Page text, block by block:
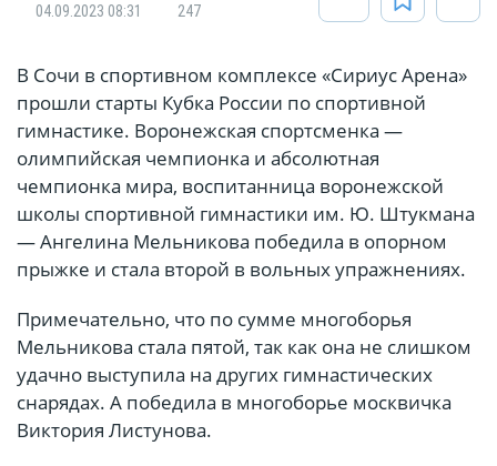
04.09.2023 08:31
247
В Сочи в спортивном комплексе «Сириус Арена»
прошли старты Кубка России по спортивной
гимнастике. Воронежская спортсменка —
олимпийская чемпионка и абсолютная
чемпионка мира, воспитанница воронежской
школы спортивной гимнастики им. Ю. Штукмана
— Ангелина Мельникова победила в опорном
прыжке и стала второй в вольных упражнениях.
Примечательно, что по сумме многоборья
Мельникова стала пятой, так как она не слишком
удачно выступила на других гимнастических
снарядах. А победила в многоборье москвичка
Виктория Листунова.